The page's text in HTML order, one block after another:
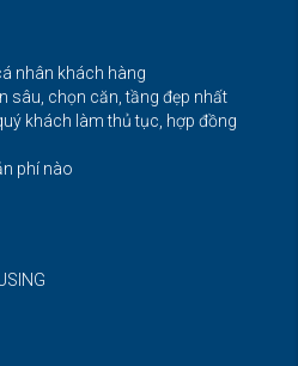
nhân khách hàng
sâu, chọn căn, tầng đẹp nhất
khách làm thủ tục, hợp đồng
phí nào